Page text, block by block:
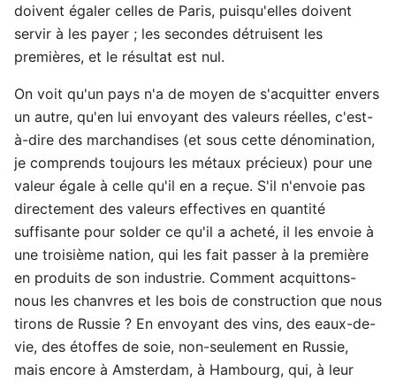
doivent égaler celles de Paris, puisqu'elles doivent
servir à les payer ; les secondes détruisent les
premières, et le résultat est nul.
On voit qu'un pays n'a de moyen de s'acquitter envers
un autre, qu'en lui envoyant des valeurs réelles, c'est-
à-dire des marchandises (et sous cette dénomination,
je comprends toujours les métaux précieux) pour une
valeur égale à celle qu'il en a reçue. S'il n'envoie pas
directement des valeurs effectives en quantité
suffisante pour solder ce qu'il a acheté, il les envoie à
une troisième nation, qui les fait passer à la première
en produits de son industrie. Comment acquittons-
nous les chanvres et les bois de construction que nous
tirons de Russie ? En envoyant des vins, des eaux-de-
vie, des étoffes de soie, non-seulement en Russie,
mais encore à Amsterdam, à Hambourg, qui, à leur